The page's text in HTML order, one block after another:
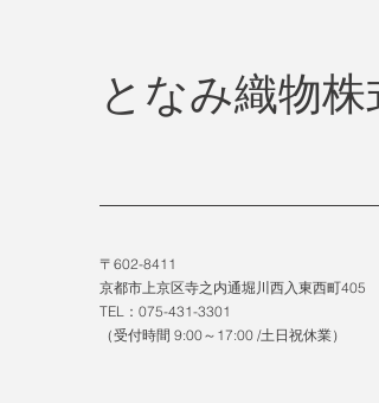
となみ織物株
〒602-8411
京都市上京区寺之内通堀川西入東西町405
TEL：075-431-3301
（受付時間 9:00～17:00 /土日祝休業）